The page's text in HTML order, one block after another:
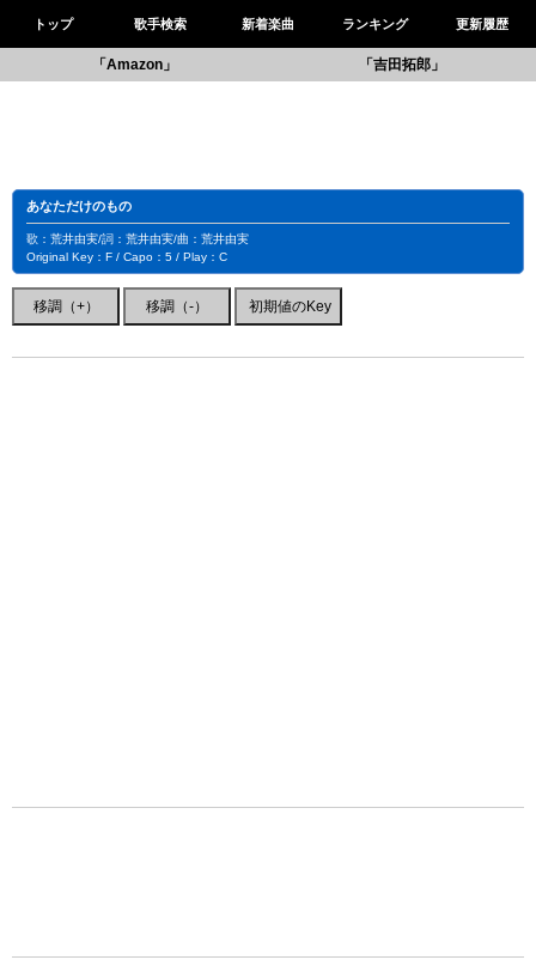
トップ 歌手検索 新着楽曲 ランキング 更新履歴
「Amazon」 「吉田拓郎」
あなただけのもの
歌：荒井由実/詞：荒井由実/曲：荒井由実
Original Key：F / Capo：5 / Play：C